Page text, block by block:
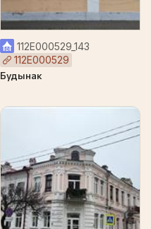
112Е000529_143
112Е000529
Будынак